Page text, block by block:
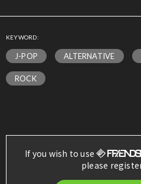
KEYWORD:
J-POP ALTERNATIVE
ROCK
If you wish to use
please